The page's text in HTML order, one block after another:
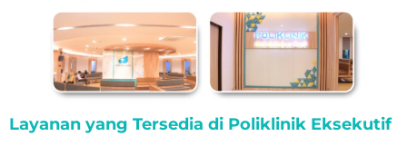
Layanan yang Tersedia di Poliklinik Eksekutif